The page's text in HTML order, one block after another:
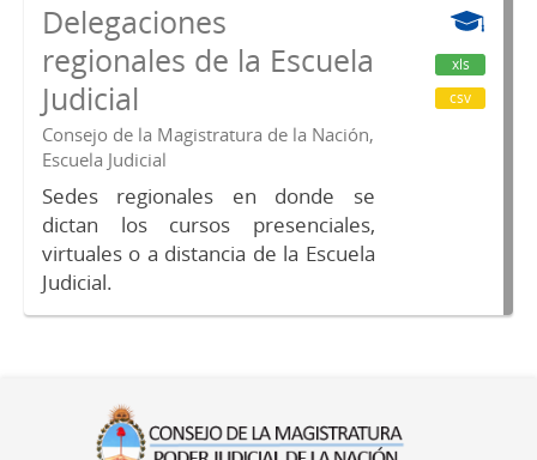
Delegaciones
regionales de la Escuela
Judicial
Consejo de la Magistratura de la Nación,
Escuela Judicial
Sedes regionales en donde se
dictan los cursos presenciales,
virtuales o a distancia de la Escuela
Judicial.
xls
csv